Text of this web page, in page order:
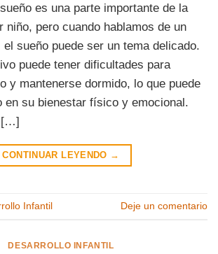
es una parte importante de la
niño, pero cuando hablamos de un
sueño puede ser un tema delicado.
puede tener dificultades para
y mantenerse dormido, lo que puede
en su bienestar físico y emocional.
[…]
CONTINUAR LEYENDO →
Infantil Deje un comentario
DESARROLLO INFANTIL